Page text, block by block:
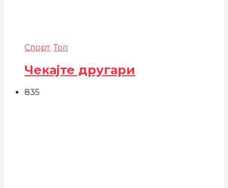
Спорт, Топ
Чекајте другари
835